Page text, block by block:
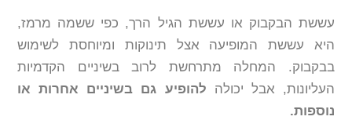
עששת הבקבוק או עששת הגיל הרך, כפי ששמה מרמז,
היא עששת המופיעה אצל תינוקות ומיוחסת לשימוש
בבקבוק. המחלה מתרחשת לרוב בשיניים הקדמיות
העליונות, אבל יכולה להופיע גם בשיניים אחרות או
נוספות.